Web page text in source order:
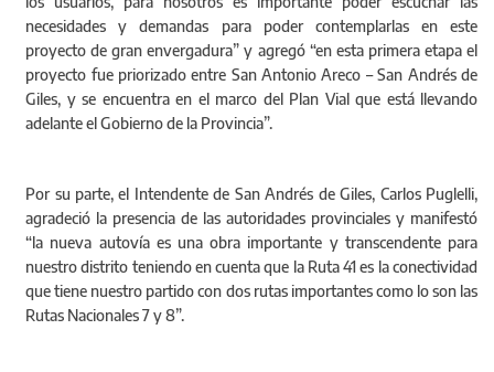
necesidades y demandas para poder contemplarlas en este
proyecto de gran envergadura” y agregó “en esta primera etapa el
proyecto fue priorizado entre San Antonio Areco – San Andrés de
Giles, y se encuentra en el marco del Plan Vial que está llevando
adelante el Gobierno de la Provincia”.
Por su parte, el Intendente de San Andrés de Giles, Carlos Puglelli,
agradeció la presencia de las autoridades provinciales y manifestó
“la nueva autovía es una obra importante y transcendente para
nuestro distrito teniendo en cuenta que la Ruta 41 es la conectividad
que tiene nuestro partido con dos rutas importantes como lo son las
Rutas Nacionales 7 y 8”.